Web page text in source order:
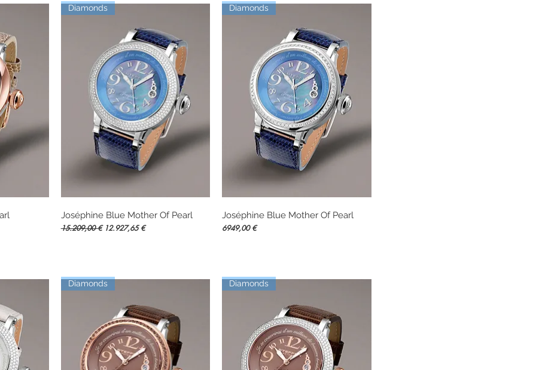
Vista rápida
Diamonds
Joséphine Blue Mother Of Pearl
Precio
15.209,00 €Precio de oferta
12.927,65 €
Vista rápida
Diamonds
Joséphine Blue Mother Of Pearl
Precio
6949,00 €
Diamonds Diamonds